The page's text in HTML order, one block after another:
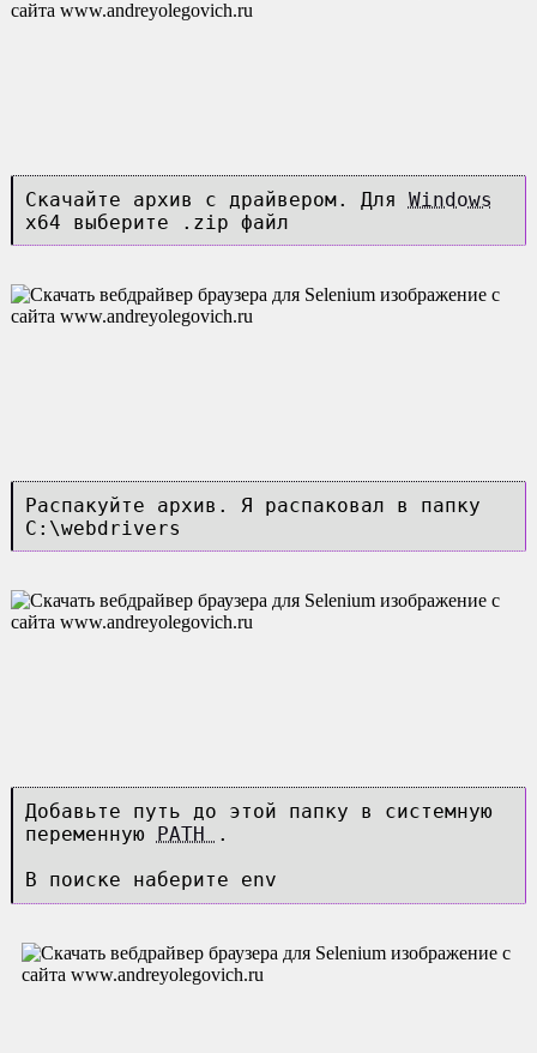
Скачайте архив с драйвером. Для Windows
x64 выберите .zip файл
Распакуйте архив. Я распаковал в папку
C:\webdrivers
Добавьте путь до этой папку в системную
переменную PATH
.
В поиске наберите env